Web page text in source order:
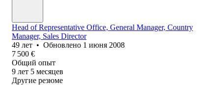
Head of Representative Office, General Manager, Country
Manager, Sales Director
49 лет • Обновлено 1 июня 2008
7 500 €
Общий опыт
9 лет 5 месяцев
Другие резюме